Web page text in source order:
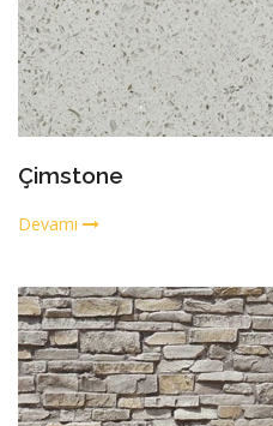
Çimstone
Devamı